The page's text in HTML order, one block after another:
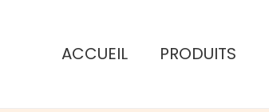
ACCUEIL PRODUITS